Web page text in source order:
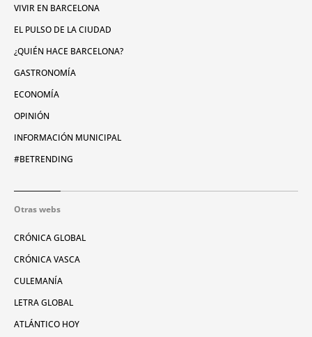
VIVIR EN BARCELONA
EL PULSO DE LA CIUDAD
¿QUIÉN HACE BARCELONA?
GASTRONOMÍA
ECONOMÍA
OPINIÓN
INFORMACIÓN MUNICIPAL
#BETRENDING
Otras webs
CRÓNICA GLOBAL
CRÓNICA VASCA
CULEMANÍA
LETRA GLOBAL
ATLÁNTICO HOY